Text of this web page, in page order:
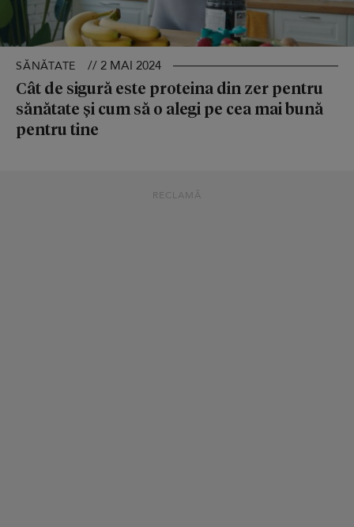
SĂNĂTATE // 2 MAI 2024
Cât de sigură este proteina din zer pentru
sănătate și cum să o alegi pe cea mai bună
pentru tine
RECLAMĂ